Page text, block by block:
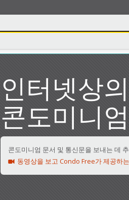
인터넷상의
콘도미니
콘도미니엄 문서 및 통신문을 보내는 데
동영상을 보고 Condo Free가 제공하